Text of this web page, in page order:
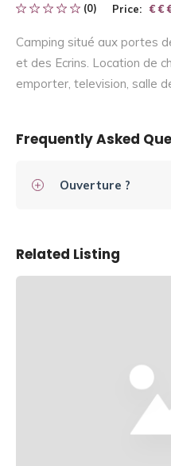
(0) Price: € €
€ €
Camping situé aux portes
et des Ecrins. Location de
emporter, television, salle
Frequently Asked
Ouverture ?
Related Listing